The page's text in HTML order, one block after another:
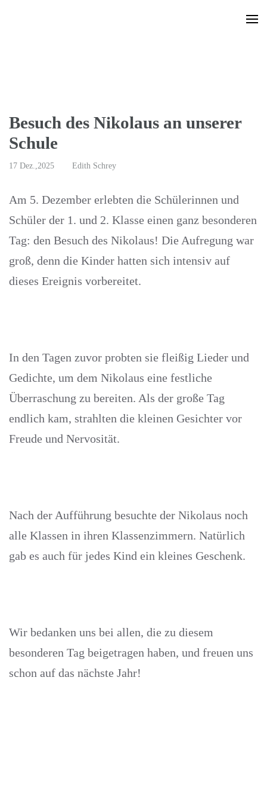
Besuch des Nikolaus an unserer
Schule
17 Dez.,2025 Edith Schrey
Am 5. Dezember erlebten die Schülerinnen und
Schüler der 1. und 2. Klasse einen ganz besonderen
Tag: den Besuch des Nikolaus! Die Aufregung war
groß, denn die Kinder hatten sich intensiv auf
dieses Ereignis vorbereitet.
In den Tagen zuvor probten sie fleißig Lieder und
Gedichte, um dem Nikolaus eine festliche
Überraschung zu bereiten. Als der große Tag
endlich kam, strahlten die kleinen Gesichter vor
Freude und Nervosität.
Nach der Aufführung besuchte der Nikolaus noch
alle Klassen in ihren Klassenzimmern. Natürlich
gab es auch für jedes Kind ein kleines Geschenk.
Wir bedanken uns bei allen, die zu diesem
besonderen Tag beigetragen haben, und freuen uns
schon auf das nächste Jahr!